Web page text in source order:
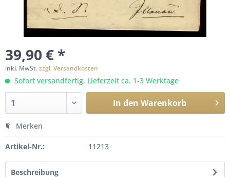
39,90 € *
inkl. MwSt.zzgl. Versandkosten
Sofort versandfertig, Lieferzeit ca. 1-3 Werktage
In den Warenkorb
Merken
Artikel-Nr.: 11213
Beschreibung